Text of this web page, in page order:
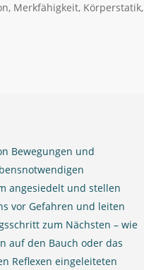
Merkfähigkeit, Körperstatik,
Bewegungen und
angesiedelt und stellen
vor Gefahren und leiten
zum Nächsten – wie
auf den Bauch oder das
Reflexen eingeleiteten